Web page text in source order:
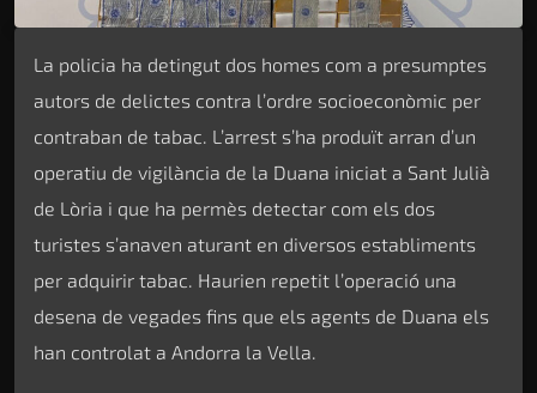
La policia ha detingut dos homes com a presumptes
autors de delictes contra l’ordre socioeconòmic per
contraban de tabac. L’arrest s’ha produït arran d’un
operatiu de vigilància de la Duana iniciat a Sant Julià
de Lòria i que ha permès detectar com els dos
turistes s’anaven aturant en diversos establiments
per adquirir tabac. Haurien repetit l’operació una
desena de vegades fins que els agents de Duana els
han controlat a Andorra la Vella.